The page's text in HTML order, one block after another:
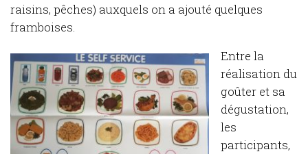
raisins, pêches) auxquels on a ajouté quelques
framboises.
Entre la
réalisation du
goûter et sa
dégustation,
les
participants,